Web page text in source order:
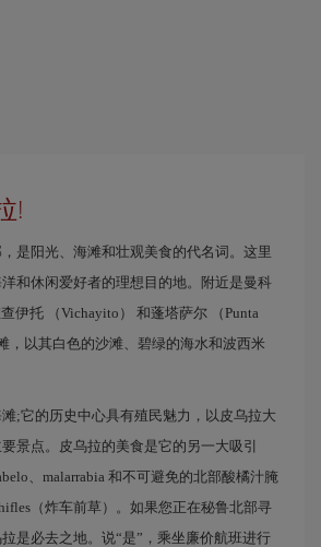
!
是阳光、海滩和壮观美食的代名词。这里
和休闲爱好者的理想目的地。附近是曼科
伊托 （Vichayito） 和蓬塔萨尔 （Punta
，以其白色的沙滩、碧绿的海水和波西米
;它的历史中心具有殖民魅力，以皮乌拉大
景点。皮乌拉的美食是它的另一大吸引
、malarrabia 和不可避免的北部酸橘汁腌
（炸车前草）。如果您正在秘鲁北部寻
是必去之地。说“是”，乘坐廉价航班进行